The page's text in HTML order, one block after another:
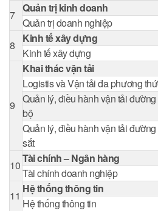
7
Quản trị kinh doanh
Quản trị doanh nghiệp
8
Kinh tế xây dựng
Kinh tế xây dựng
9
Khai thác vận tải
Logistis và Vận tải đa phương
Quản lý, điều hành vận tải đường
bộ
Quản lý, điều hành vận tải đường
sắt
10
Tài chính – Ngân hàng
Tài chính doanh nghiệp
11
Hệ thống thông tin
Hệ thống thông tin